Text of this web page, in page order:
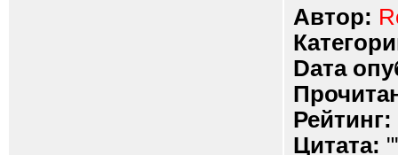
Автор:
Dата
Рейтинг:
Цитата: